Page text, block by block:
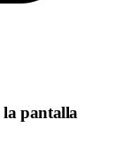
la pantalla